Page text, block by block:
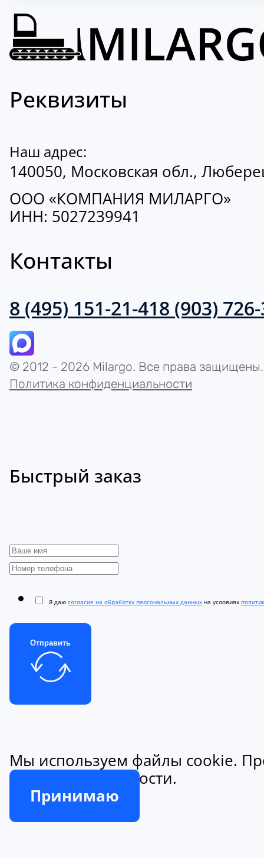
Реквизиты
Наш адрес:
140050, Московская обл.,
ООО «КОМПАНИЯ МИЛАРГО»
ИНН: 5027239941
Контакты
8 (495) 151-21-418 (903)
© 2012 - 2026 Milargo. Все права защищены.
Политика конфиденциальности
Быстрый заказ
Я даю согласие на обработку персональных данных на условиях
Отправить
Мы используем файлы cookie.
конфиденциальности.
Принимаю